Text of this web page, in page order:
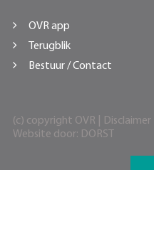
OVR app
Terugblik
Bestuur / Contact
(c) copyright OVR | Disclaimer|
Website door: DORST